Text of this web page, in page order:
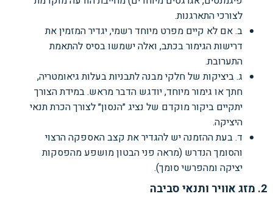
לצורכי התארגנות.
ב. אם לא קיים מפרט מיוחד רשמי, יגדיר המזמין את
דרישות הגימור בכתב, ואלה ישמשו בסיס להתאמת
התערובת.
ג. ביציקות של חלקי מבנה לתבניות בעלות גיאומטריה,
חתך או גימור מיוחד, יודגש הדבר מראש. במידת הצורך
יתקיים ביקור מוקדם של נציג ״הנסון״ לצורך הכרת תנאי
היציקה.
ד. בעת ההזמנה יש להגדיר את קצב האספקה הרצוי
והסומך הנדרש (מראה פני הבטון מושפע מהפסקות
יציקה ומהפרשי סומך).
2. מזג אוויר ותנאי סביבה